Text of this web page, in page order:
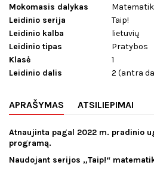
Mokomasis dalykas
Leidinio serija
Taip!
Leidinio kalba
lietuvių
Leidinio tipas
Pratybos
Klasė
1
Leidinio dalis
2 (antra
APRAŠYMAS ATSILIEPIMAI
Atnaujinta pagal 2022 m. pradinio
programą.
Naudojant serijos „Taip!“